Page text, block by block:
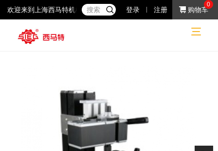
欢迎来到上海西马特机械制造有限公司！37年专注于小机床产品的研
登录 注册 购物车
0
普通机床
网站首页 普通机床